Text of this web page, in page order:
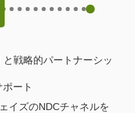
戦略的パートナーシッ
ート
イズのNDCチャネルを